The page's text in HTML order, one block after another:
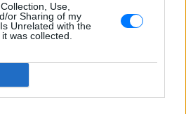
Use,
or Sharing of my
Unrelated with the
was collected.
απόφαση Ανακρίτριας και
μετά από πολύωρη
που ολοκληρώθηκε τα